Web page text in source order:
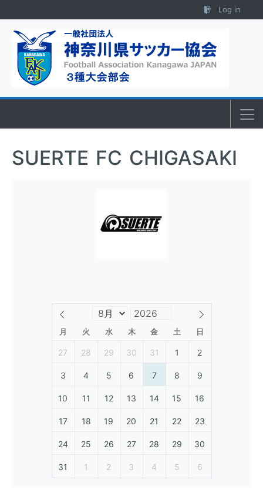
Log in
SUERTE FC CHIGASAKI
月 火 水 木 金 土 日
27 28 29 30 31 1 2
3 4 5 6 7 8 9
10 11 12 13 14 15 16
17 18 19 20 21 22 23
24 25 26 27 28 29 30
31 1 2 3 4 5 6